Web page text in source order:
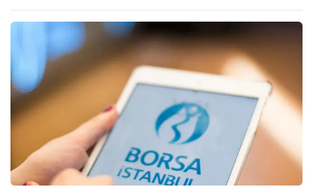
işletmelerinde tablo daha kırılgan seyretti.